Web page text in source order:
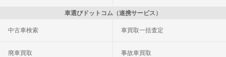
車選びドットコム（連携サービス）
中古車検索 車買取一括査定
廃車買取 事故車買取